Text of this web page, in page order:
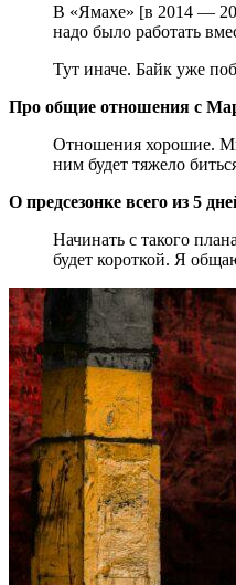
В «Ямахе» [в 2014 —
надо было работать
Тут иначе. Байк уже
Про общие отношения с
Отношения хорошие.
ним будет тяжело
О предсезонке всего из 5
Начинать с такого
будет короткой. Я